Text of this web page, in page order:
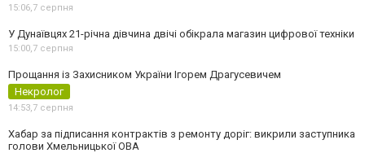
15:06,7 серпня
У Дунаївцях 21-річна дівчина двічі обікрала магазин цифрової техніки
15:00,7 серпня
Прощання із Захисником України Ігорем Драгусевичем
Некролог
14:53,7 серпня
Хабар за підписання контрактів з ремонту доріг: викрили заступника
голови Хмельницької ОВА